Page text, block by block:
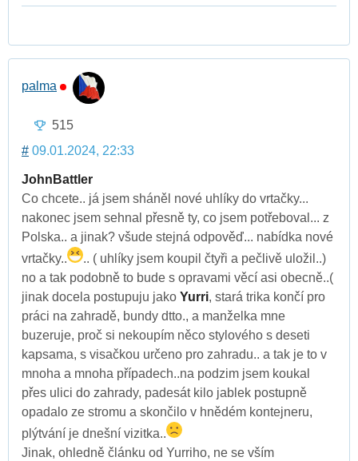
palma
515
# 09.01.2024, 22:33
JohnBattler
Co chcete.. já jsem sháněl nové uhlíky do vrtačky...
nakonec jsem sehnal přesně ty, co jsem potřeboval... z
Polska.. a jinak? všude stejná odpověď... nabídka nové
vrtačky..
.. ( uhlíky jsem koupil čtyři a pečlivě uložil..)
no a tak podobně to bude s opravami věcí asi obecně..(
jinak docela postupuju jako Yurri, stará trika končí pro
práci na zahradě, bundy dtto., a manželka mne
buzeruje, proč si nekoupím něco stylového s deseti
kapsama, s visačkou určeno pro zahradu.. a tak je to v
mnoha a mnoha případech..na podzim jsem koukal
přes ulici do zahrady, padesát kilo jablek postupně
opadalo ze stromu a skončilo v hnědém kontejneru,
plýtvání je dnešní vizitka..
Jinak, ohledně článku od Yurriho, ne se vším